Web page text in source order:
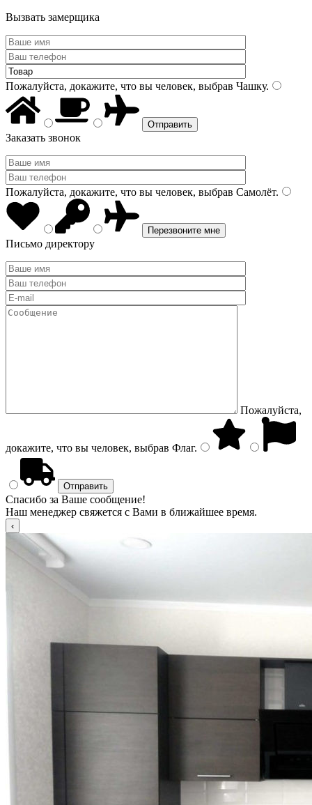
Вызвать замерщика
Пожалуйста, докажите, что вы человек, выбрав Чашку.
Заказать звонок
Пожалуйста, докажите, что вы человек, выбрав Самолёт.
Письмо директору
Пожалуйста,
докажите, что вы человек, выбрав Флаг.
Спасибо за Ваше сообщение!
Наш менеджер свяжется с Вами в ближайшее время.